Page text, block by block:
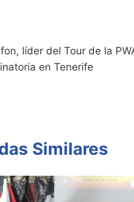
p
o
k
líder del Tour de la
en Tenerife
Similares